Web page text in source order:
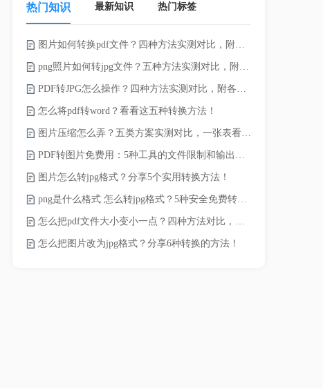
热门知识 最新知识 热门标签
图片如何转换pdf文件？四种方法实测对比，附各场景最优选！
png照片如何转jpg文件？五种方法实测对比，附各场景最优选!！
PDF转JPG怎么操作？四种方法实测对比，附各场景最优选！
怎么将pdf转word？看看这五种转换方法！
图片压缩怎么弄？五类方案实测对比，一张表看懂怎么选！
PDF转图片免费用：5种工具的文件限制和输出质量对比！
图片怎么转jpg格式？分享5个实用转换方法！
png是什么格式 怎么转jpg格式？5种安全免费转换方法全解析！
怎么把pdf文件大小变小一点？四种方法对比，一看就懂！
怎么把图片改为jpg格式？分享6种转换的方法！